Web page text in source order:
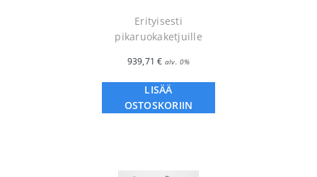
Erityisesti
pikaruokaketjuille
939,71€ alv. 0%
LISÄÄ
OSTOSKORIIN